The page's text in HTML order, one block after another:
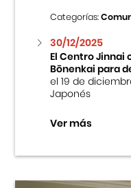
Categorías:
30/12/2025
El Centro
Bōnenkai para
el 19 de
Japonés
Ver más